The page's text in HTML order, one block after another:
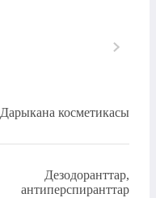
Дарыкана косметикасы
Дезодоранттар,
антиперспиранттар